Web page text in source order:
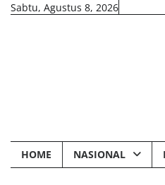
SkipSabtu, Agustus 8, 2026
HOME NASIONAL